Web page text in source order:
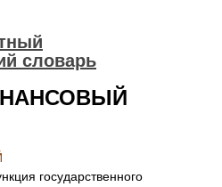
словарь
государственного